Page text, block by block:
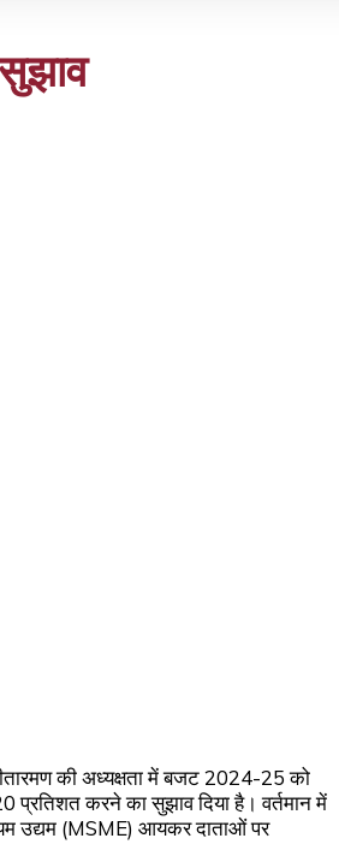
की अध्यक्षता में बजट 2024-25 को
प्रतिशत करने का सुझाव दिया है। वर्तमान में
उद्यम (MSME) आयकर दाताओं पर